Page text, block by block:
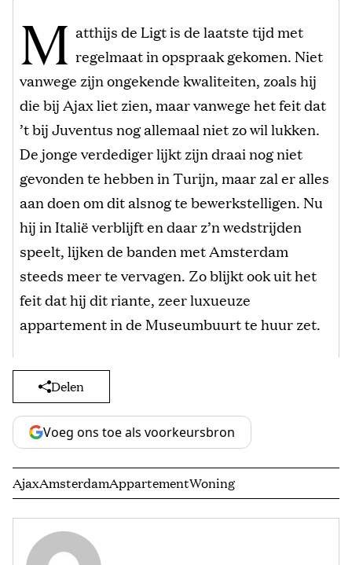
M atthijs de Ligt is de laatste tijd met
regelmaat in opspraak gekomen. Niet
vanwege zijn ongekende kwaliteiten, zoals hij
die bij Ajax liet zien, maar vanwege het feit dat
’t bij Juventus nog allemaal niet zo wil lukken.
De jonge verdediger lijkt zijn draai nog niet
gevonden te hebben in Turijn, maar zal er alles
aan doen om dit alsnog te bewerkstelligen. Nu
hij in Italië verblijft en daar z’n wedstrijden
speelt, lijken de banden met Amsterdam
steeds meer te vervagen. Zo blijkt ook uit het
feit dat hij dit riante, zeer luxueuze
appartement in de Museumbuurt te huur zet.
Delen
Voeg ons toe als voorkeursbron
AjaxAmsterdamAppartementWoning